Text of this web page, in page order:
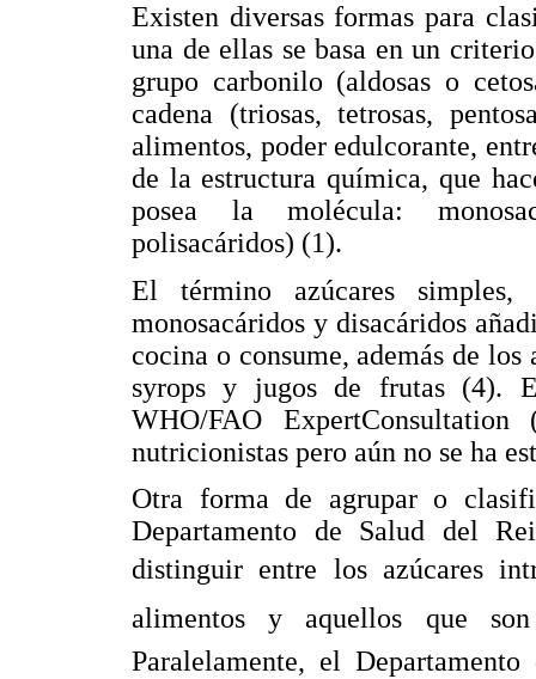
Existen diversas formas para
una de ellas se basa en un
grupo carbonilo (aldosas o
cadena (triosas, tetrosas,
alimentos, poder edulcorante,
de la estructura química, que
posea la molécula:
polisacáridos) (1).
El término azúcares
monosacáridos y disacáridos
cocina o consume, además de
syrops y jugos de frutas (4).
WHO/FAO
nutricionistas pero aún no se ha
Otra forma de agrupar o
Departamento de Salud del
distinguir entre los azúcares
alimentos y aquellos que son
Paralelamente, el